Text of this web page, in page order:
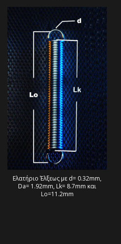
Ελατήριο Έλξεως με d= 0.32mm,
Da= 1.92mm, Lk= 8.7mm και
Lo=11.2mm